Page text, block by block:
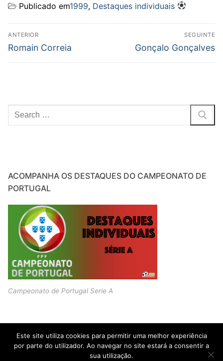
Publicado em1999, Destaques individuais
Navegação
de
ANTERIOR
Previous
Romain Correia
SEGUINTE
Next
Gonçalo Gonçalves
Pesquisar
ACOMPANHA OS DESTAQUES DO CAMPEONATO DE
PORTUGAL
Campeonato de Portugal Serie A
Copyright © 2026 JOVENS PROMESSAS – Criado por
Este site utiliza cookies para permitir uma melhor experiência
por parte do utilizador. Ao navegar no site estará a consentir a
sua utilização.